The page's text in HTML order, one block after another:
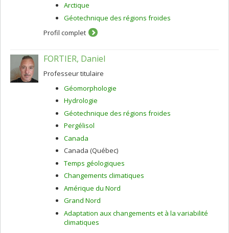
Arctique
Géotechnique des régions froides
Profil complet
FORTIER, Daniel
Professeur titulaire
Géomorphologie
Hydrologie
Géotechnique des régions froides
Pergélisol
Canada
Canada (Québec)
Temps géologiques
Changements climatiques
Amérique du Nord
Grand Nord
Adaptation aux changements et à la variabilité
climatiques